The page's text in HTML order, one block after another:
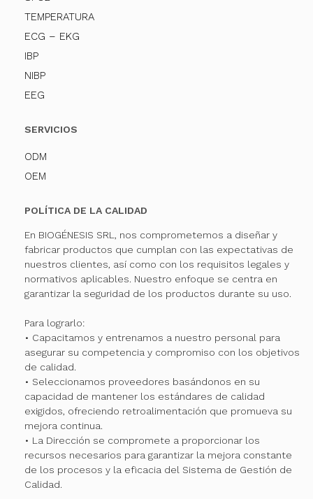
TEMPERATURA
ECG – EKG
IBP
NIBP
EEG
SERVICIOS
ODM
OEM
POLÍTICA DE LA CALIDAD
En BIOGÉNESIS SRL, nos comprometemos a diseñar y
fabricar productos que cumplan con las expectativas de
nuestros clientes, así como con los requisitos legales y
normativos aplicables. Nuestro enfoque se centra en
garantizar la seguridad de los productos durante su uso.
Para lograrlo:
• Capacitamos y entrenamos a nuestro personal para
asegurar su competencia y compromiso con los objetivos
de calidad.
• Seleccionamos proveedores basándonos en su
capacidad de mantener los estándares de calidad
exigidos, ofreciendo retroalimentación que promueva su
mejora continua.
• La Dirección se compromete a proporcionar los
recursos necesarios para garantizar la mejora constante
de los procesos y la eficacia del Sistema de Gestión de
Calidad.